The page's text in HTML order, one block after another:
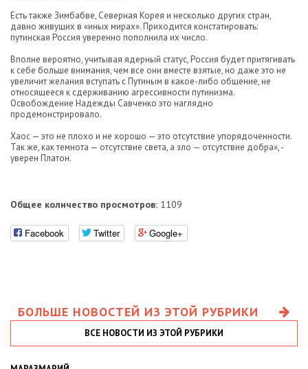
Есть также Зимбабве, Северная Корея и несколько других стран,
давно живущих в «иных мирах». Приходится констатировать:
путинская Россия уверенно пополнила их число.
Вполне вероятно, учитывая ядерный статус, Россия будет притягивать
к себе больше внимания, чем все они вместе взятые, но даже это не
увеличит желания вступать с Путиным в какое-либо общение, не
относящееся к сдерживанию агрессивности путинизма.
Освобождение Надежды Савченко это наглядно
продемонстрировало.
Хаос — это не плохо и не хорошо — это отсутствие упорядоченности.
Так же, как темнота — отсутствие света, а зло — отсутствие добра», -
уверен Платон.
Общее количество просмотров: 1109
Facebook Twitter Google+
БОЛЬШЕ НОВОСТЕЙ ИЗ ЭТОЙ РУБРИКИ
ВСЕ НОВОСТИ ИЗ ЭТОЙ РУБРИКИ